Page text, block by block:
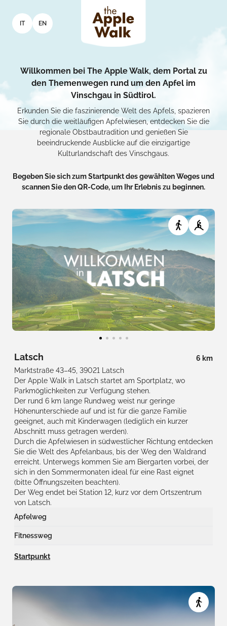
IT EN
Willkommen bei The Apple Walk, dem Portal zu
den Themenwegen rund um den Apfel im
Vinschgau in Südtirol.
Erkunden Sie die faszinierende Welt des Apfels, spazieren
Sie durch die weitläufigen Apfelwiesen, entdecken Sie die
regionale Obstbautradition und genießen Sie
beeindruckende Ausblicke auf die einzigartige
Kulturlandschaft des Vinschgaus.
Begeben Sie sich zum Startpunkt des gewählten Weges und
scannen Sie den QR-Code, um Ihr Erlebnis zu beginnen.
Latsch
6 km
Marktstraße 43–45, 39021 Latsch
Der Apple Walk in Latsch startet am Sportplatz, wo
Parkmöglichkeiten zur Verfügung stehen.
Der rund 6 km lange Rundweg weist nur geringe
Höhenunterschiede auf und ist für die ganze Familie
geeignet, auch mit Kinderwagen (lediglich ein kurzer
Abschnitt muss getragen werden).
Durch die Apfelwiesen in südwestlicher Richtung entdecken
Sie die Welt des Apfelanbaus, bis der Weg den Waldrand
erreicht. Unterwegs kommen Sie am Biergarten vorbei, der
sich in den Sommermonaten ideal für eine Rast eignet
(bitte Öffnungszeiten beachten).
Der Weg endet bei Station 12, kurz vor dem Ortszentrum
von Latsch.
Apfelweg
An 12 Stationen entdecken Sie Wissenswertes rund um den
Fitnessweg
An 11 Stationen können Sie sich außerdem mit einer
Bewegungsübung aktiv herausfordern.
Startpunkt